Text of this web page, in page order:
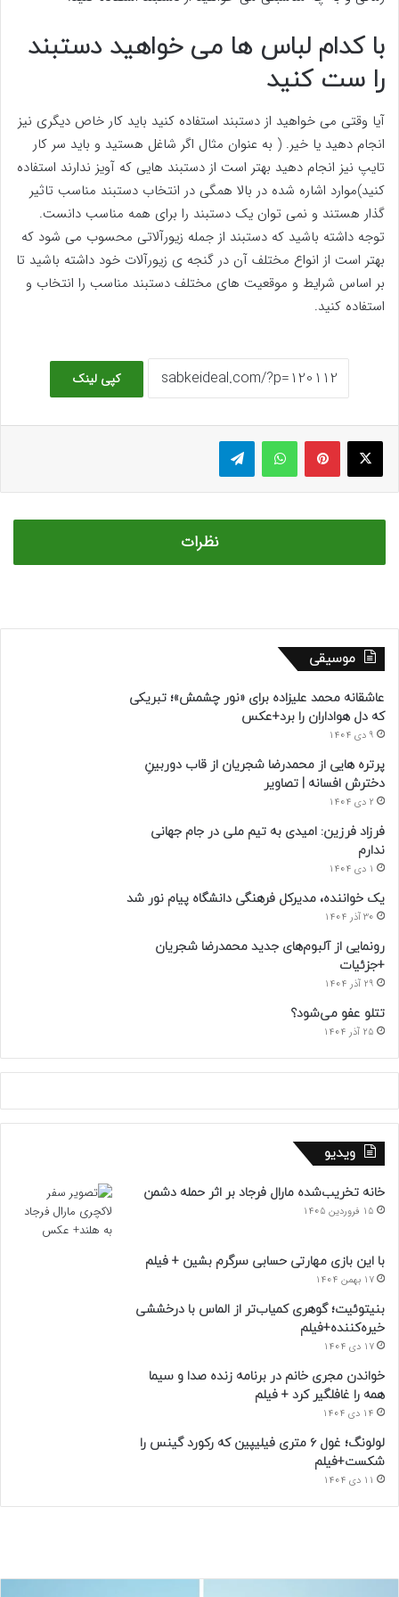
با کدام لباس ها می خواهید دستبند
را ست کنید
آیا وقتی می خواهید از دستبند استفاده کنید باید کار خاص دیگری نیز
انجام دهید یا خیر. ( به عنوان مثال اگر شاغل هستید و باید سر کار
تایپ نیز انجام دهید بهتر است از دستبند هایی که آویز ندارند استفاده
کنید)موارد اشاره شده در بالا همگی در انتخاب دستبند مناسب تاثیر
گذار هستند و نمی توان یک دستبند را برای همه مناسب دانست.
توجه داشته باشید که دستبند از جمله زیورآلاتی محسوب می شود که
بهتر است از انواع مختلف آن در گنجه ی زیورآلات خود داشته باشید تا
بر اساس شرایط و موقعیت های مختلف دستبند مناسب را انتخاب و
استفاده کنید.
کپی لینک
ایکس پینتریستواتس آپ تلگرام
نظرات
موسیقی
عاشقانه محمد علیزاده برای «نور چشمش»؛ تبریکی
که دل هواداران را برد+عکس
9 دی 1404
پرتره هایی از محمدرضا شجریان از قاب دوربینِ
دخترش افسانه | تصاویر
2 دی 1404
فرزاد فرزین: امیدی به تیم ملی در جام جهانی
ندارم
1 دی 1404
یک خواننده، مدیرکل فرهنگی دانشگاه پیام نور شد
30 آذر 1404
رونمایی از آلبوم‌های جدید محمدرضا شجریان
+جزئیات
29 آذر 1404
تتلو عفو می‌شود؟
25 آذر 1404
ویدیو
خانه تخریب‌شده مارال فرجاد بر اثر حمله دشمن
15 فروردین 1405
با این بازی مهارتی حسابی سرگرم بشین + فیلم
17 بهمن 1404
بنیتوئیت؛ گوهری کمیاب‌تر از الماس با درخششی
خیره‌کننده+فیلم
17 دی 1404
خواندن مجری خانم در برنامه زنده صدا و سیما
همه را غافلگیر کرد + فیلم
14 دی 1404
لولونگ؛ غول ۶ متری فیلیپین که رکورد گینس را
شکست+فیلم
11 دی 1404